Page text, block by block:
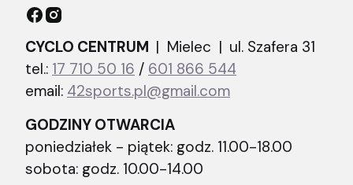
CYCLO CENTRUM | Mielec | ul. Szafera 31
tel.: 17 710 50 16 / 601 866 544
email: 42sports.pl@gmail.com
GODZINY OTWARCIA
poniedziałek - piątek: godz. 11.00-18.00
sobota: godz. 10.00-14.00